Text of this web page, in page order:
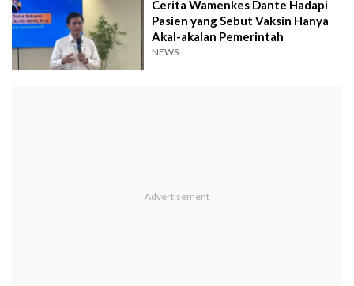
Cerita Wamenkes Dante Hadapi
Pasien yang Sebut Vaksin Hanya
Akal-akalan Pemerintah
NEWS